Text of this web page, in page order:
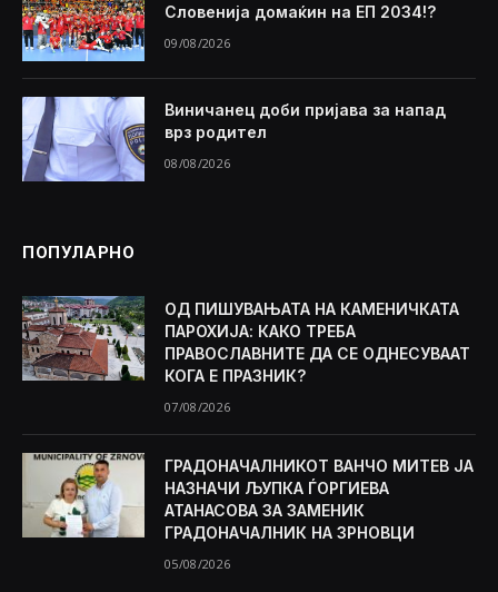
Словенија домаќин на ЕП 2034!?
09/08/2026
Виничанец доби пријава за напад
врз родител
08/08/2026
ПОПУЛАРНО
ОД ПИШУВАЊАТА НА КАМЕНИЧКАТА
ПАРОХИЈА: КАКО ТРЕБА
ПРАВОСЛАВНИТЕ ДА СЕ ОДНЕСУВААТ
КОГА Е ПРАЗНИК?
07/08/2026
ГРАДОНАЧАЛНИКОТ ВАНЧО МИТЕВ ЈА
НАЗНАЧИ ЉУПКА ЃОРГИЕВА
АТАНАСОВА ЗА ЗАМЕНИК
ГРАДОНАЧАЛНИК НА ЗРНОВЦИ
05/08/2026